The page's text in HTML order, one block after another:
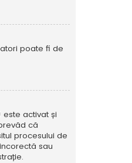
poate fi de
este activat și
că
procesului de
sau